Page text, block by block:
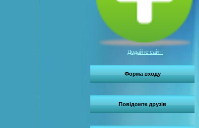
Додайте сайт!
Форма входу
Повідомте друзів